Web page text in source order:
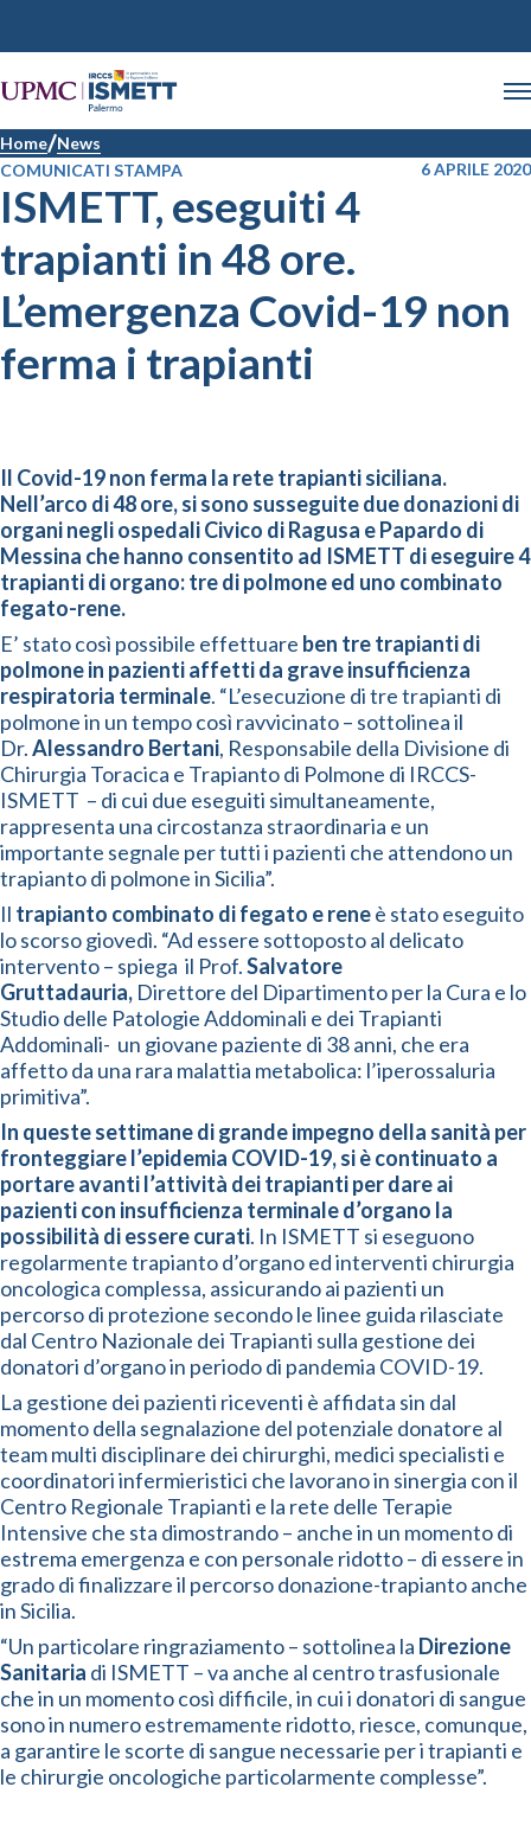
Home News
COMUNICATI STAMPA
6 APRILE 2020
ISMETT, eseguiti 4
trapianti in 48 ore.
L’emergenza Covid-19 non
ferma i trapianti
Il Covid-19 non ferma la rete trapianti siciliana.
Nell’arco di 48 ore, si sono susseguite due donazioni di
organi negli ospedali Civico di Ragusa e Papardo di
Messina che hanno consentito ad ISMETT di eseguire 4
trapianti di organo: tre di polmone ed uno combinato
fegato-rene.
E’ stato così possibile effettuare ben tre trapianti di
polmone in pazienti affetti da grave insufficienza
respiratoria terminale. “L’esecuzione di tre trapianti di
polmone in un tempo così ravvicinato – sottolinea il
Dr.Alessandro Bertani, Responsabile della Divisione di
Chirurgia Toracica e Trapianto di Polmone di IRCCS-
ISMETT – di cui due eseguiti simultaneamente,
rappresenta una circostanza straordinaria e un
importante segnale per tutti i pazienti che attendono un
trapianto di polmone in Sicilia”.
Il trapianto combinato di fegato e reneè stato eseguito
lo scorso giovedì. “Ad essere sottoposto al delicato
intervento – spiega il Prof.Salvatore
Gruttadauria, Direttore del Dipartimento per la Cura e lo
Studio delle Patologie Addominali e dei Trapianti
Addominali- un giovane paziente di 38 anni, che era
affetto da una rara malattia metabolica: l’iperossaluria
primitiva”.
In queste settimane di grande impegno della sanità per
fronteggiare l’epidemia COVID-19, si è continuato a
portare avanti l’attività dei trapianti per dare ai
pazienti con insufficienza terminale d’organo la
possibilità di essere curati. In ISMETT si eseguono
regolarmente trapianto d’organo ed interventi chirurgia
oncologica complessa, assicurando ai pazienti un
percorso di protezione secondo le linee guida rilasciate
dal Centro Nazionale dei Trapianti sulla gestione dei
donatori d’organo in periodo di pandemia COVID-19.
La gestione dei pazienti riceventi è affidata sin dal
momento della segnalazione del potenziale donatore al
team multi disciplinare dei chirurghi, medici specialisti e
coordinatori infermieristici che lavorano in sinergia con il
Centro Regionale Trapianti e la rete delle Terapie
Intensive che sta dimostrando – anche in un momento di
estrema emergenza e con personale ridotto – di essere in
grado di finalizzare il percorso donazione-trapianto anche
in Sicilia.
“Un particolare ringraziamento – sottolinea la Direzione
Sanitaria di ISMETT – va anche al centro trasfusionale
che in un momento così difficile, in cui i donatori di sangue
sono in numero estremamente ridotto, riesce, comunque,
a garantire le scorte di sangue necessarie per i trapianti e
le chirurgie oncologiche particolarmente complesse”.​